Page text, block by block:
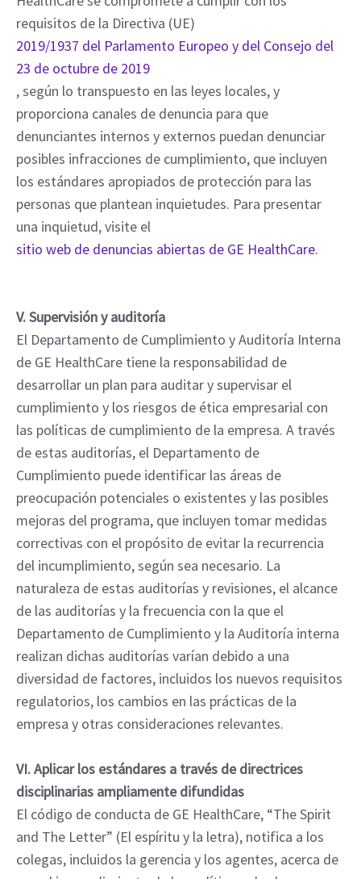
requisitos de la Directiva (UE)
2019/1937 del Parlamento Europeo y del Consejo del
23 de octubre de 2019
, según lo transpuesto en las leyes locales, y
proporciona canales de denuncia para que
denunciantes internos y externos puedan denunciar
posibles infracciones de cumplimiento, que incluyen
los estándares apropiados de protección para las
personas que plantean inquietudes. Para presentar
una inquietud, visite el
sitio web de denuncias abiertas de GE HealthCare.
V. Supervisión y auditoría
El Departamento de Cumplimiento y Auditoría Interna
de GE HealthCare tiene la responsabilidad de
desarrollar un plan para auditar y supervisar el
cumplimiento y los riesgos de ética empresarial con
las políticas de cumplimiento de la empresa. A través
de estas auditorías, el Departamento de
Cumplimiento puede identificar las áreas de
preocupación potenciales o existentes y las posibles
mejoras del programa, que incluyen tomar medidas
correctivas con el propósito de evitar la recurrencia
del incumplimiento, según sea necesario. La
naturaleza de estas auditorías y revisiones, el alcance
de las auditorías y la frecuencia con la que el
Departamento de Cumplimiento y la Auditoría interna
realizan dichas auditorías varían debido a una
diversidad de factores, incluidos los nuevos requisitos
regulatorios, los cambios en las prácticas de la
empresa y otras consideraciones relevantes.
VI. Aplicar los estándares a través de directrices
disciplinarias ampliamente difundidas
El código de conducta de GE HealthCare, “The Spirit
and The Letter” (El espíritu y la letra), notifica a los
colegas, incluidos la gerencia y los agentes, acerca de